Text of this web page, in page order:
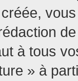
créée,
à tous
» à